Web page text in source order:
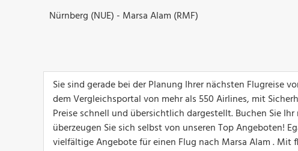
Nürnberg (NUE) - Marsa Alam (RMF)
Sie sind gerade bei der Planung Ihrer nächsten Flugreise
dem Vergleichsportal von mehr als 550 Airlines, mit
Preise schnell und übersichtlich dargestellt. Buchen Sie
überzeugen Sie sich selbst von unseren Top Angeboten!
vielfältige Angebote für einen Flug nach Marsa Alam . Mit